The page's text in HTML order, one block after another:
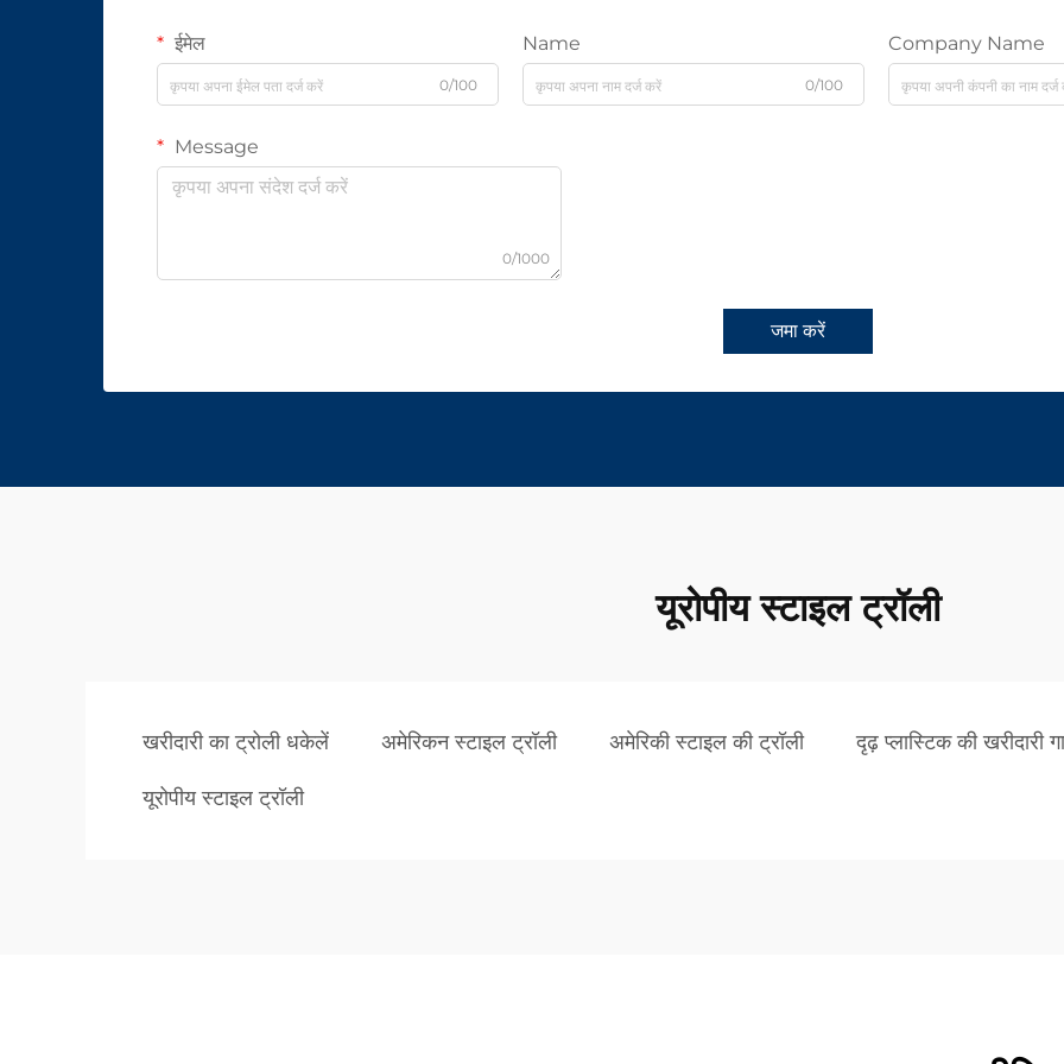
ईमेल
0/100
Name
0/100
Company Name
Message
0/1000
जमा करें
यूरोपीय स्टाइल ट्रॉली
खरीदारी का ट्रोली धकेलें अमेरिकन स्टाइल ट्रॉली अमेरिकी स्टाइल की ट्रॉली दृढ़ प्लास्टिक की खरीदारी
यूरोपीय स्टाइल ट्रॉली